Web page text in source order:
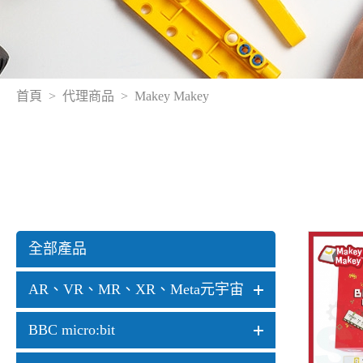
首頁 代理商品 Makey Makey
全部產品
AR、VR、MR、XR、Meta元宇宙
BBC micro:bit